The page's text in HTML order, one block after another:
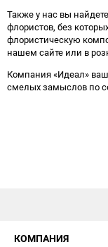
Также у нас вы
флористов, без
флористическую
нашем сайте или в
Компания «Идеал»
смелых замыслов по
КОМПАНИЯ